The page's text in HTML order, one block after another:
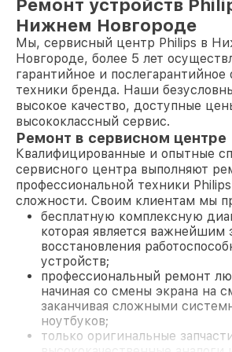
Ремонт устройств
Нижнем Новгороде
Мы, сервисный центр Philips в
Новгороде, более 5 лет
гарантийное и
техники бренда. Наши
высокое качество, доступные
высококлассный сервис.
Ремонт в сервисном центре
Квалифицированные и опытные
сервисного центра выполняют
профессиональной техники
сложности. Своим клиентам мы
бесплатную комплексную
которая является важнейшим
восстановления
устройств;
профессиональный ремонт
начиная со смены экрана на
заканчивая сложными
ноутбуков;
только оригинальные